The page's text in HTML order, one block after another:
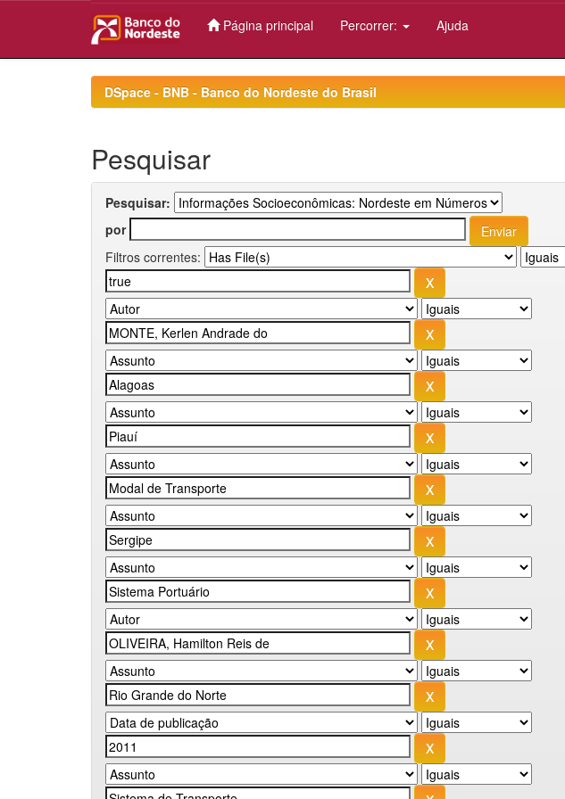
Página principal Percorrer: Ajuda
DSpace - BNB - Banco do Nordeste do Brasil
Pesquisar
Pesquisar:
por
Filtros correntes: